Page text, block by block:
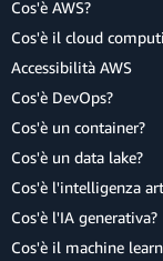
Cos'è AWS?
Cos'è il cloud
Accessibilità AWS
Cos'è DevOps?
Cos'è un container?
Cos'è un data lake?
Cos'è l'intelligenza
Cos'è l'IA generativa?
Cos'è il machine